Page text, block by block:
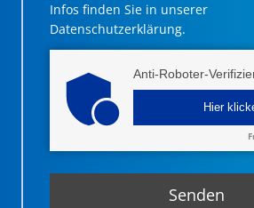
Infos finden Sie in unserer
Datenschutzerklärung.
Anti-Roboter-
Hier